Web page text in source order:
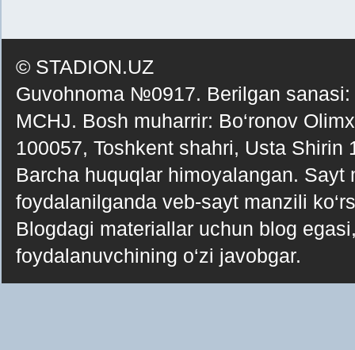
© STADION.UZ
Guvohnoma №0917. Berilgan
MCHJ. Bosh muharrir: Bo‘ronov
100057, Toshkent shahri, Usta
Barcha huquqlar himoyalangan. Sayt
foydalanilganda veb-sayt manzili
Blogdagi materiallar uchun blog
foydalanuvchining o‘zi javobgar.